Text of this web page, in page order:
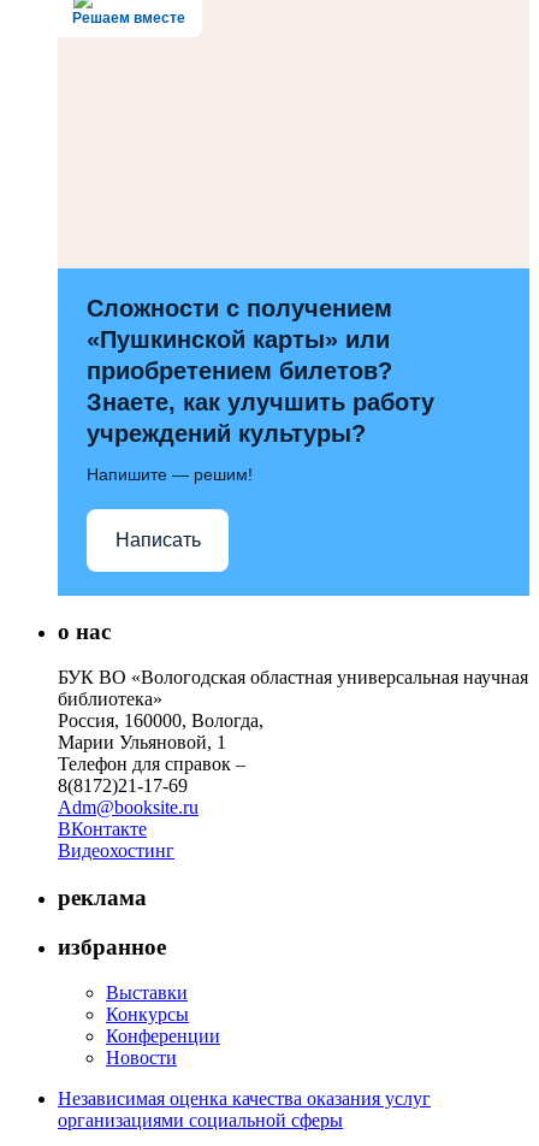
Решаем вместе
Сложности с получением
«Пушкинской карты» или
приобретением билетов?
Знаете, как улучшить работу
учреждений культуры?
Напишите — решим!
Написать
о нас
БУК ВО «Вологодская областная универсальная научная
библиотека»
Россия, 160000, Вологда,
Марии Ульяновой, 1
Телефон для справок –
8(8172)21-17-69
Adm@booksite.ru
ВКонтакте
Видеохостинг
реклама
избранное
Выставки
Конкурсы
Конференции
Новости
Независимая оценка качества оказания услуг
организациями социальной сферы